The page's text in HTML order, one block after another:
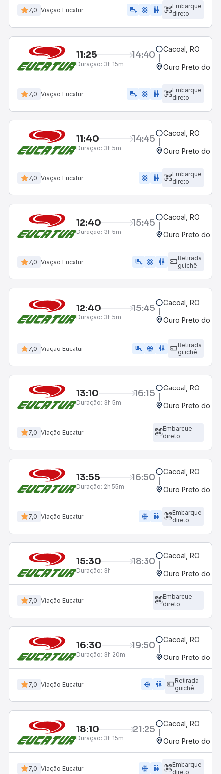
7,0 Viação Eucatur airline_seat_legroom_extra ac_unit WC
Embarque
direto
11:25 14:40
Duração: 3h 15m
Cacoal, RO
Ouro Preto do
7,0 Viação Eucatur airline_seat_legroom_extra ac_unit wc
Embarque
direto
11:40 14:45
Duração: 3h 5m
Cacoal, RO
Ouro Preto do
7,0 Viação Eucatur ac_unit wc
Embarque
direto
12:40 15:45
Duração: 3h 5m
Cacoal, RO
Ouro Preto do
7,0 Viação Eucatur airline_seat_legroom_extra ac_unit WC
Retirada
guichê
12:40 15:45
Duração: 3h 5m
Cacoal, RO
Ouro Preto do
7,0 Viação Eucatur airline_seat_legroom_extra ac_unit wc
Retirada
guichê
13:10 16:15
Duração: 3h 5m
Cacoal, RO
Ouro Preto do
7,0 Viação Eucatur
Embarque
direto
13:55 16:50
Duração: 2h 55m
Cacoal, RO
Ouro Preto do
7,0 Viação Eucatur ac_unit wc
Embarque
direto
15:30 18:30
Duração: 3h
Cacoal, RO
Ouro Preto do
7,0 Viação Eucatur
Embarque
direto
16:30 19:50
Duração: 3h 20m
Cacoal, RO
Ouro Preto do
7,0 Viação Eucatur ac_unit wc
Retirada
guichê
18:10 21:25
Duração: 3h 15m
Cacoal, RO
Ouro Preto do
7,0 Viação Eucatur ac_unit wc
Embarque
direto